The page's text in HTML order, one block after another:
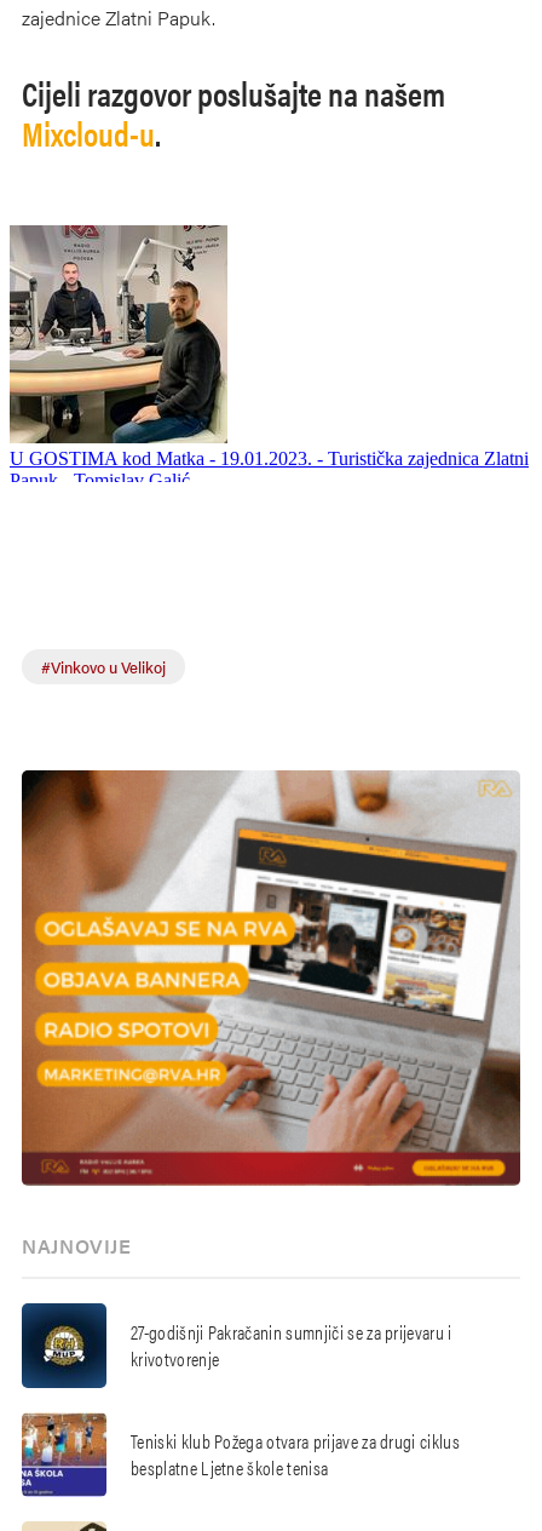
zajednice Zlatni Papuk.
Cijeli razgovor poslušajte na našem
Mixcloud-u.
#Vinkovo u Velikoj
NAJNOVIJE
27-godišnji Pakračanin sumnjiči se za prijevaru i
krivotvorenje
Teniski klub Požega otvara prijave za drugi ciklus
besplatne Ljetne škole tenisa